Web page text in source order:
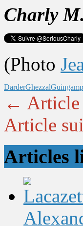
Charly M.
(Photo
DarderGhezzalGuingamp
← Article
Article
Articles